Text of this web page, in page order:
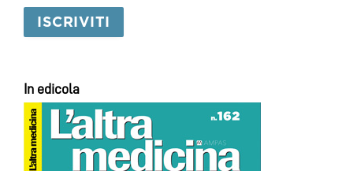
In edicola